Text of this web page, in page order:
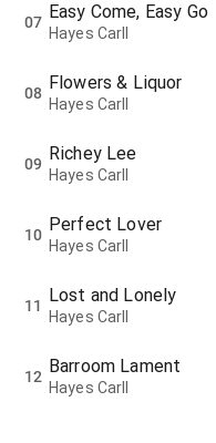
07 Easy Come, Easy Go
Hayes Carll
08 Flowers & Liquor
Hayes Carll
09 Richey Lee
Hayes Carll
10 Perfect Lover
Hayes Carll
11 Lost and Lonely
Hayes Carll
12 Barroom Lament
Hayes Carll